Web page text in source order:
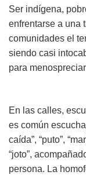
Ser indígena,
enfrentarse a una
comunidades el
siendo casi
para
En las calles,
es común
caída”, “puto”,
“joto”,
persona. La